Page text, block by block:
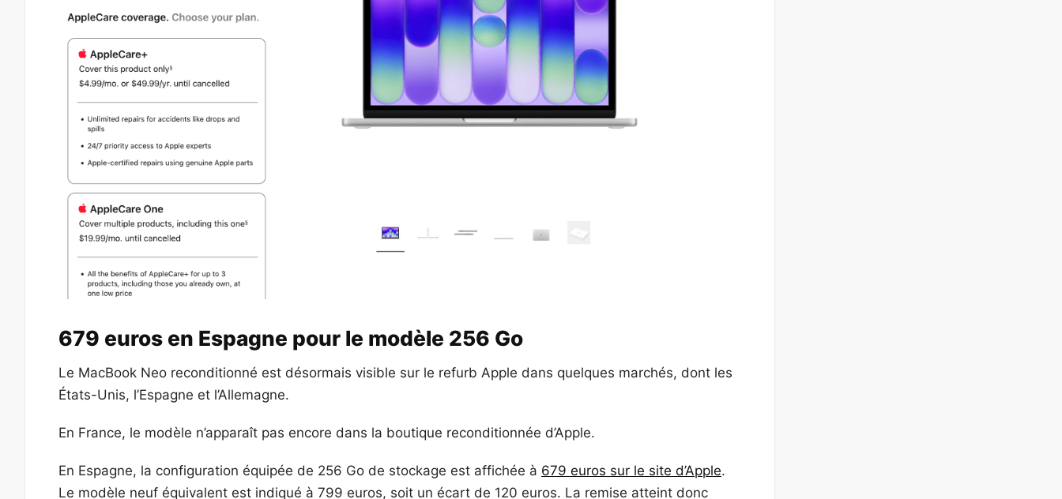
679 euros en Espagne pour le modèle 256 Go
Le MacBook Neo reconditionné est désormais visible sur le refurb Apple dans quelques marchés, dont les
États-Unis, l’Espagne et l’Allemagne.
En France, le modèle n’apparaît pas encore dans la boutique reconditionnée d’Apple.
En Espagne, la configuration équipée de 256 Go de stockage est affichée à 679 euros sur le site d’Apple.
Le modèle neuf équivalent est indiqué à 799 euros, soit un écart de 120 euros. La remise atteint donc